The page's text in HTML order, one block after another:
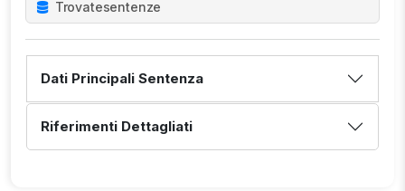
Trovatesentenze
Dati Principali Sentenza
Riferimenti Dettagliati